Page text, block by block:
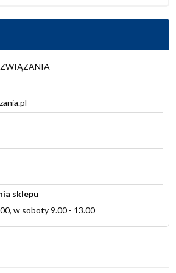
sklepu
w soboty 9.00 - 13.00